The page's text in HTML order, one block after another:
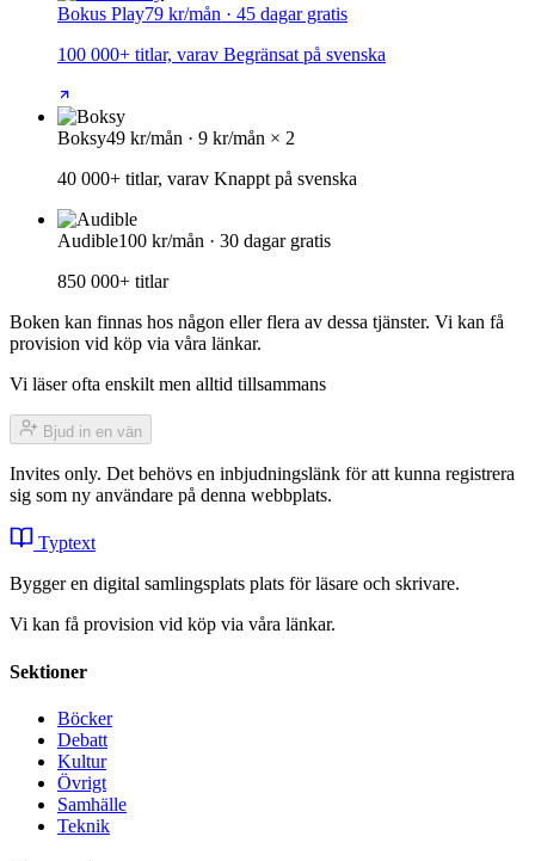
Bokus Play79 kr/mån · 45 dagar gratis
100 000+ titlar, varav Begränsat på svenska
Boksy49 kr/mån · 9 kr/mån × 2
40 000+ titlar, varav Knappt på svenska
Audible100 kr/mån · 30 dagar gratis
850 000+ titlar
Boken kan finnas hos någon eller flera av dessa tjänster. Vi kan få
provision vid köp via våra länkar.
Vi läser ofta enskilt men alltid tillsammans
Bjud in en vän
Invites only. Det behövs en inbjudningslänk för att kunna registrera
sig som ny användare på denna webbplats.
Typtext
Bygger en digital samlingsplats plats för läsare och skrivare.
Vi kan få provision vid köp via våra länkar.
Sektioner
Böcker
Debatt
Kultur
Övrigt
Samhälle
Teknik